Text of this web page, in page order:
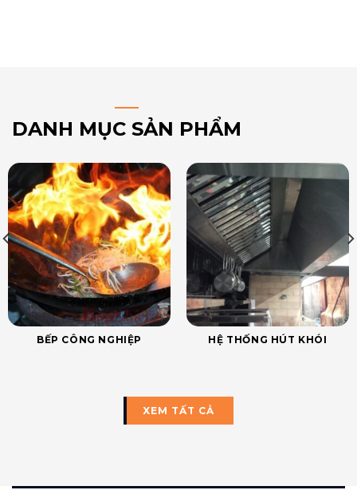
DANH MỤC SẢN PHẨM
BẾP CÔNG NGHIỆP HỆ THỐNG HÚT KHÓI
XEM TẤT CẢ